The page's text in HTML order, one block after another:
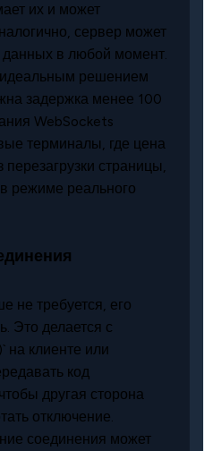
их и может
сервер может
данных в любой момент.
идеальным решением
задержка менее 100
WebSockets
терминалы, где цена
страницы,
режиме реального
не требуется, его
Это делается с
на клиенте или
код
другая сторона
отключение.
соединения может